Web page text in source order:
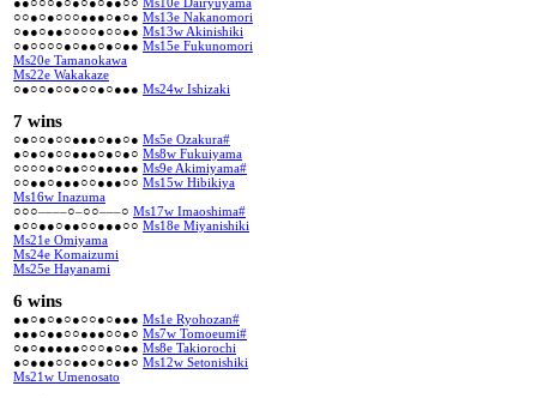
○○●○●○○○●●●○●○● Ms13e Nakanomori
○●●○●●○○○○●○○●● Ms13w Akinishiki
○●○○○○●○●●○●○●● Ms15e Fukunomori
Ms20e Tamanokawa
Ms22e Wakakaze
○●○○●○○●○○●○●●● Ms24w Ishizaki
7 wins
○●○○●○○●●●○●●○● Ms5e Ozakura#
●○●○●○○●●●○●○●○ Ms8w Fukuiyama
○○○○●○●●○○●●●●● Ms9e Akimiyama#
○○●●○●●●○○●●●○○ Ms15w Hibikiya
Ms16w Inazuma
○○○––––○–○○–––○ Ms17w Imaoshima#
●○○●●○●●○○●●●○○ Ms18e Miyanishiki
Ms21e Omiyama
Ms24e Komaizumi
Ms25e Hayanami
6 wins
●●○●○●○●○○●○●●● Ms1e Ryohozan#
●●●○●●○○●●●○○●○ Ms7w Tomoeumi#
○●○●●●●●○○○●○●● Ms8e Takiorochi
●○●●●○○●●○●○●●○ Ms12w Setonishiki
Ms21w Umenosato